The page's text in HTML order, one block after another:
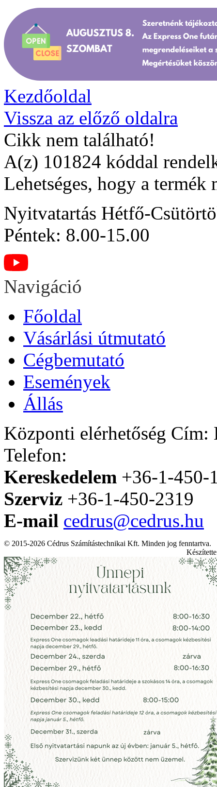
Kezdőoldal
Vissza az előző oldalra
Cikk nem található!
A(z) 101824 kóddal
Lehetséges, hogy a termék
Nyitvatartás Hétfő-
Péntek: 8.00-15.00
Navigáció
Főoldal
Vásárlási útmutató
Cégbemutató
Események
Állás
Központi elérhetőség Cím:
Telefon:
Kereskedelem +36-1-450-
Szerviz +36-1-450-2319
E-mail cedrus@cedrus.hu
© 2015-2026 Cédrus Számítástechnikai Kft. Minden jog fenntartva.